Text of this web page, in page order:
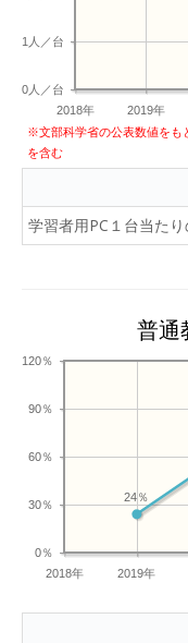
2018年 2019年
0人／台
1人／台
※文部科学省の公表数値をも
を含む
学習者用PC１台当た
普通
2018年 2019年
0％
30％
60％
90％
120％
24％